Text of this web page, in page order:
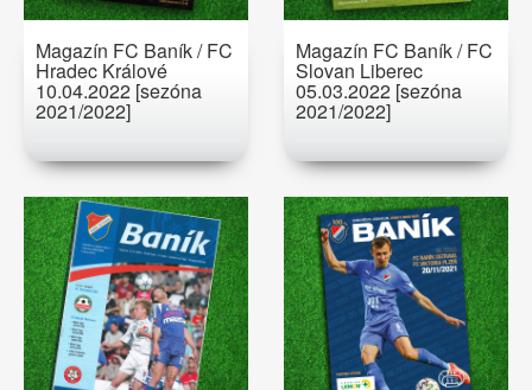
Magazín FC Baník / FC
Hradec Králové
10.04.2022 [sezóna
2021/2022]
Magazín FC Baník / FC
Slovan Liberec
05.03.2022 [sezóna
2021/2022]